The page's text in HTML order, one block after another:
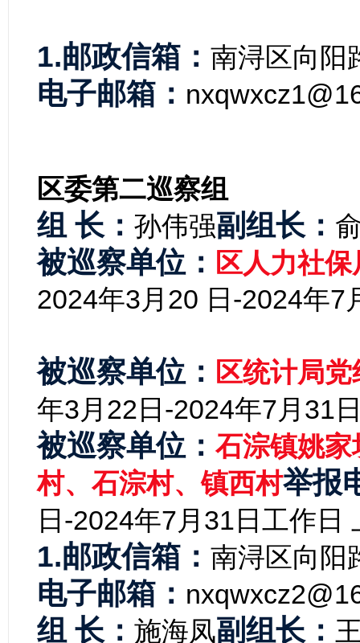
1.邮政信箱： 南浔区向阳
电子邮箱：
区委第二巡察组
组 长： 孙伟强副组长：
被巡察单位： 区人力社保
2024年3月20 日-2024年7
被巡察单位： 区统计局党
年3月22日-2024年7月31
被巡察单位： 石淙镇姚
村、石淙村、镇西村举报
日-2024年7月31日工作日
1.邮政信箱： 南浔区向阳
电子邮箱：
组 长： 施海凤副组长：